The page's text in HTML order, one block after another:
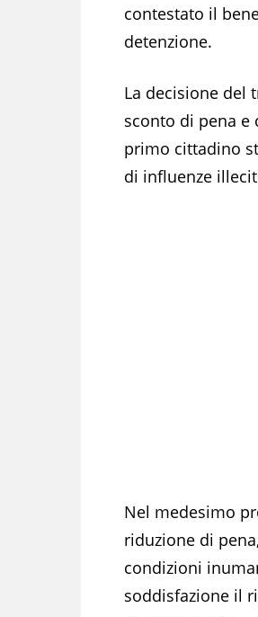
contestato il
detenzione.
La decisione del
sconto di pena e
primo cittadino
di influenze
Nel medesimo
riduzione di
condizioni
soddisfazione il